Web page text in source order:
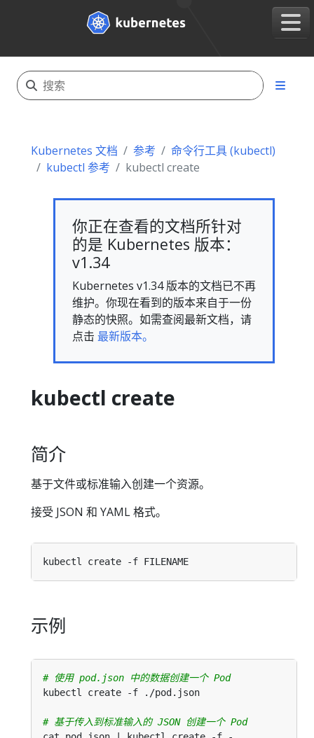
Kubernetes 文档 参考
命令行工具 (kubectl)
kubectl 参考
kubectl create
你正在查看的文档所针对
的是 Kubernetes 版本：
v1.34
Kubernetes v1.34 版本的文档已不再
维护。你现在看到的版本来自于一份
静态的快照。如需查阅最新文档，请
点击 最新版本。
kubectl create
简介
基于文件或标准输入创建一个资源。
接受 JSON 和 YAML 格式。
示例
# 使用 pod.json 中的数据创建一个 Pod
# 基于传入到标准输入的 JSON 创建一个 Pod